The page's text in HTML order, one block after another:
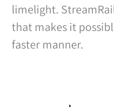
limelight.
that makes it
faster manner.